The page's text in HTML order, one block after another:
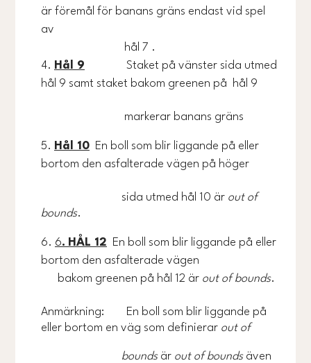
är föremål för banans gräns endast vid spel
av
hål 7 .
Hål 9 Staket på vänster sida utmed
hål 9 samt staket bakom greenen på hål 9
markerar banans gräns
Hål 10 En boll som blir liggande på eller
bortom den asfalterade vägen på höger
sida utmed hål 10 är out of
bounds.
6. HÅL 12 En boll som blir liggande på eller
bortom den asfalterade vägen
bakom greenen på hål 12 är out of bounds.
Anmärkning: En boll som blir liggande på
eller bortom en väg som definierar out of
boundsär out of boundsäven